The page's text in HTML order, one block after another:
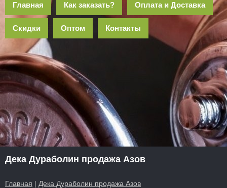
Главная Как заказать? Оплата и Доставка
Скидки Оптом Контакты
Дека Дураболин продажа Азов
Главная | Дека Дураболин продажа Азов